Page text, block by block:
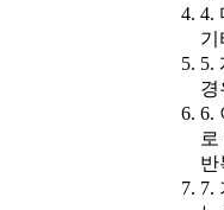
4.
기
5.
경
6.
반
7.